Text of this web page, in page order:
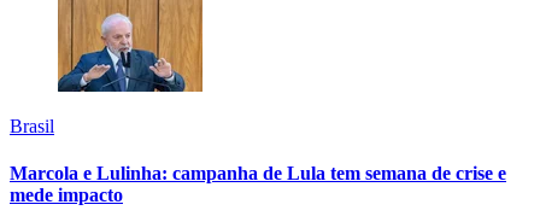
Brasil
Marcola e Lulinha: campanha de Lula tem semana de crise e
mede impacto